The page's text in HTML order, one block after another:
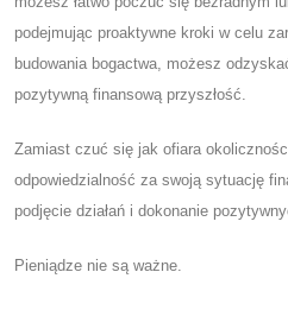
podejmując proaktywne kroki w celu
budowania bogactwa, możesz
pozytywną finansową przyszłość.
Zamiast czuć się jak ofiara
odpowiedzialność za swoją sytuację
podjęcie działań i dokonanie
Pieniądze nie są ważne.